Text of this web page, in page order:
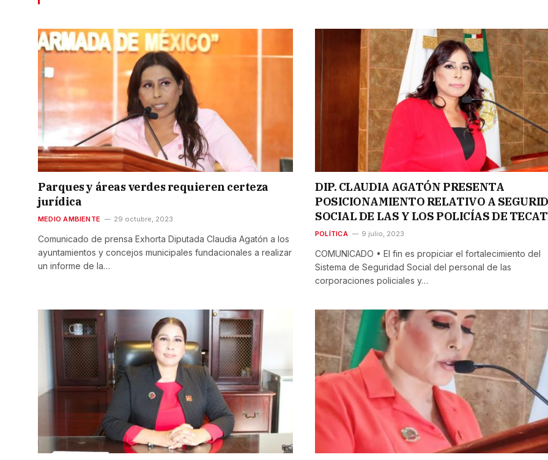
Parques y áreas verdes requieren certeza
jurídica
MEDIO AMBIENTE 29 octubre, 2023
Comunicado de prensa Exhorta Diputada Claudia Agatón a los
ayuntamientos y concejos municipales fundacionales a realizar
un informe de la…
DIP. CLAUDIA AGATÓN PRESENTA
POSICIONAMIENTO RELATIVO A
SOCIAL DE LAS Y LOS POLICÍAS DE
POLÍTICA 9 julio, 2023
COMUNICADO • El fin es propiciar el fortalecimiento del
Sistema de Seguridad Social del personal de las
corporaciones policiales y…